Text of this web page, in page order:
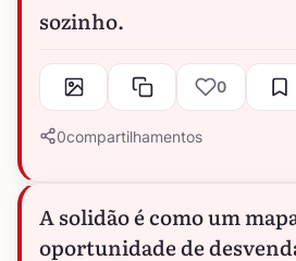
sozinho.
0
0compartilhamentos
A solidão é como um
oportunidade de